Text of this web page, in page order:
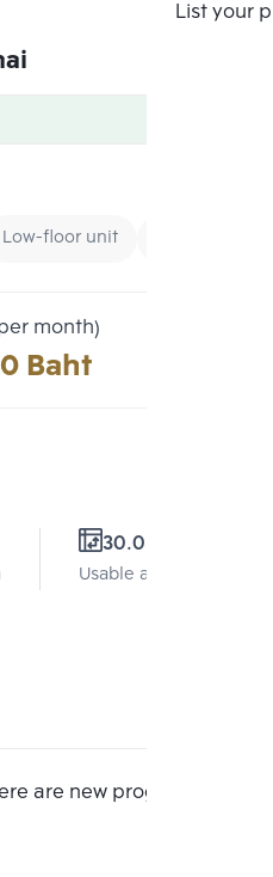
List your
Low-floor unit
month)
Baht
30.05 Sq.m.
Usable area
are new program